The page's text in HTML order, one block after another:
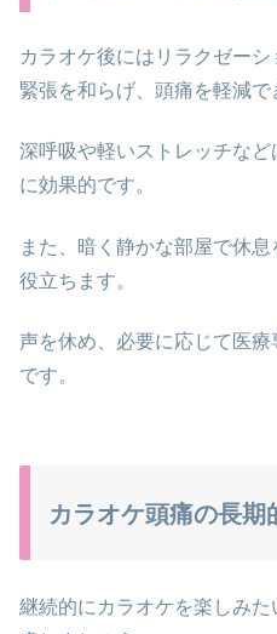
カラオケ後にはリラクゼーシ
緊張を和らげ、頭痛を軽減で
深呼吸や軽いストレッチな
に効果的です。
また、暗く静かな部屋で休
役立ちます。
声を休め、必要に応じて医
です。
カラオケ頭痛の長期
継続的にカラオケを楽しみ